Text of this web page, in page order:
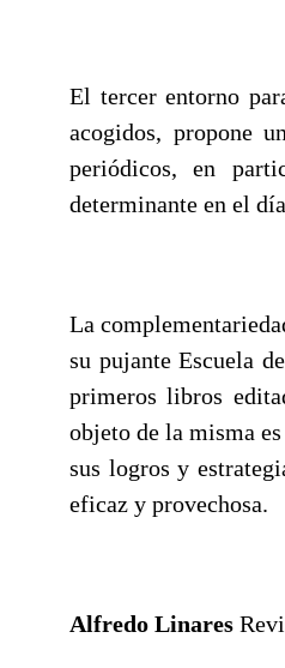
El tercer entorno
acogidos, propone
periódicos, en
determinante en el
La
su pujante Escuela
primeros libros
objeto de la misma
sus logros y
eficaz y provechosa.
Alfredo Linares